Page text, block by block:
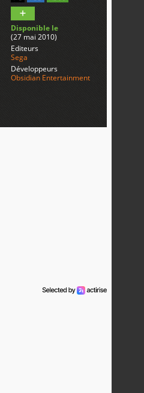
Disponible le
(27 mai 2010)
Editeurs
Sega
Développeurs
Obsidian Entertainment